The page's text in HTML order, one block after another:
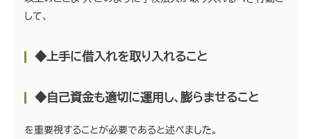
して、
◆上手に借入れを取り入れること
◆自己資金も適切に運用し、膨らませること
を重要視することが必要であると述べました。